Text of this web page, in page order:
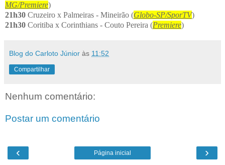
MG/Premiere)
21h30 Cruzeiro x Palmeiras - Mineirão (Globo-SP/SporTV)
21h30 Coritiba x Corinthians - Couto Pereira (Premiere)
Blog do Carloto Júnior às 11:52
Compartilhar
Nenhum comentário:
Postar um comentário
‹ ›
Página inicial